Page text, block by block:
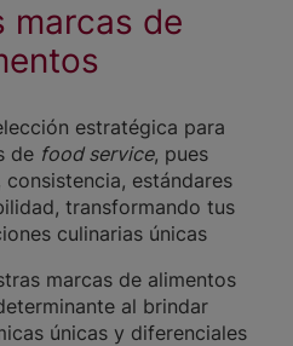
marcas de
estratégica para
de food service, pues
estándares
transformando tus
culinarias únicas
marcas de alimentos
al brindar
únicas y diferenciales